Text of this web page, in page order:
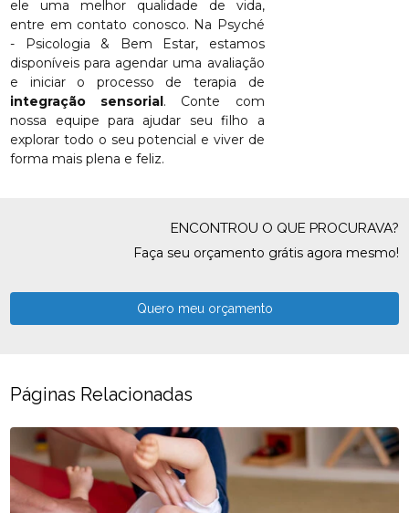
ele uma melhor qualidade de vida,
entre em contato conosco. Na Psyché
- Psicologia & Bem Estar, estamos
disponíveis para agendar uma avaliação
e iniciar o processo de terapia de
integração sensorial. Conte com
nossa equipe para ajudar seu filho a
explorar todo o seu potencial e viver de
forma mais plena e feliz.
ENCONTROU O QUE PROCURAVA?
Faça seu orçamento grátis agora mesmo!
Quero meu orçamento
Páginas Relacionadas